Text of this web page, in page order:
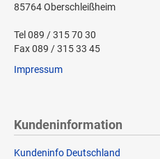
85764 Oberschleißheim
Tel 089 / 315 70 30
Fax 089 / 315 33 45
Impressum
Kundeninformation
Kundeninfo Deutschland